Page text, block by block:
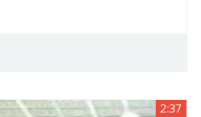
2:37